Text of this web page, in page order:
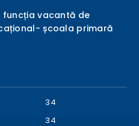
funcția vacantă de
școala primară
34
34